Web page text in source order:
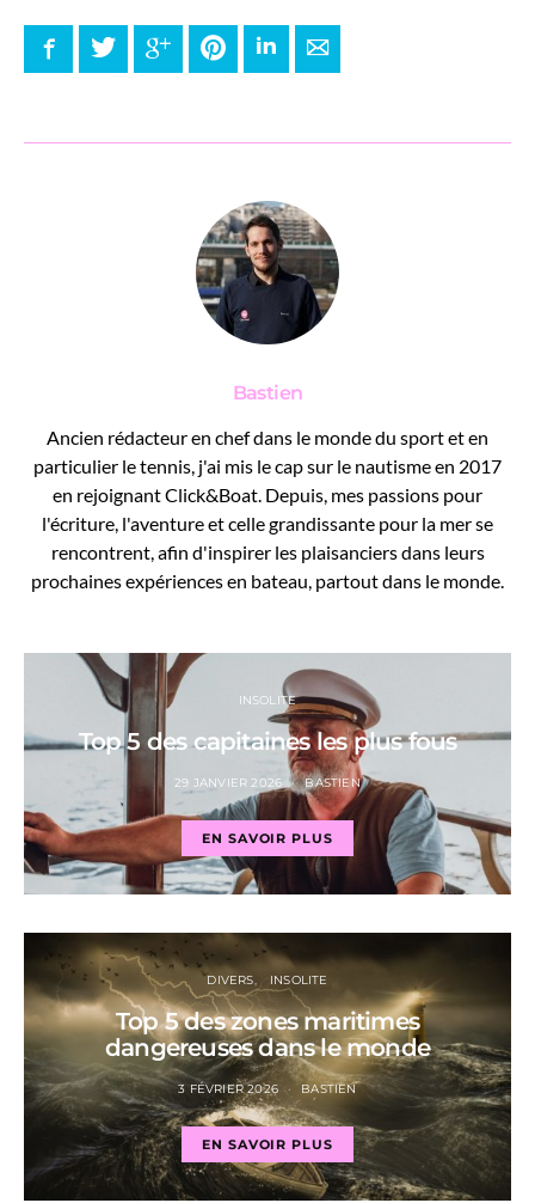
FacebookTwitter Google+ PinterestLinkedInE-mail
Bastien
Ancien rédacteur en chef dans le monde du sport et en
particulier le tennis, j'ai mis le cap sur le nautisme en 2017
en rejoignant Click&Boat. Depuis, mes passions pour
l'écriture, l'aventure et celle grandissante pour la mer se
rencontrent, afin d'inspirer les plaisanciers dans leurs
prochaines expériences en bateau, partout dans le monde.
INSOLITE
Top 5 des capitaines les plus fous
29 JANVIER 2026 BASTIEN
EN SAVOIR PLUS
DIVERS INSOLITE
Top 5 des zones maritimes
dangereuses dans le monde
3 FÉVRIER 2026 BASTIEN
EN SAVOIR PLUS